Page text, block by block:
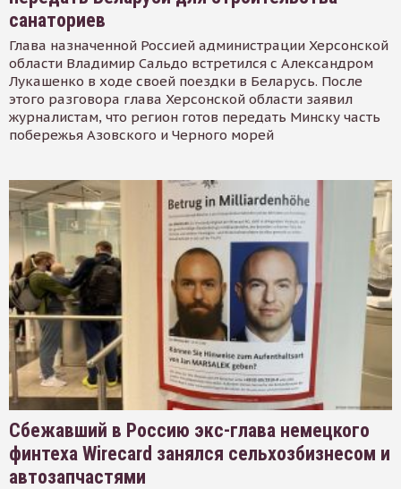
санаториев
Глава назначенной Россией администрации Херсонской
области Владимир Сальдо встретился с Александром
Лукашенко в ходе своей поездки в Беларусь. После
этого разговора глава Херсонской области заявил
журналистам, что регион готов передать Минску часть
побережья Азовского и Черного морей
Сбежавший в Россию экс-глава немецкого
финтеха Wirecard занялся сельхозбизнесом и
автозапчастями